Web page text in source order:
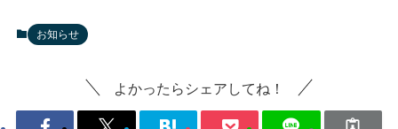
お知らせ
よかったらシェアしてね！